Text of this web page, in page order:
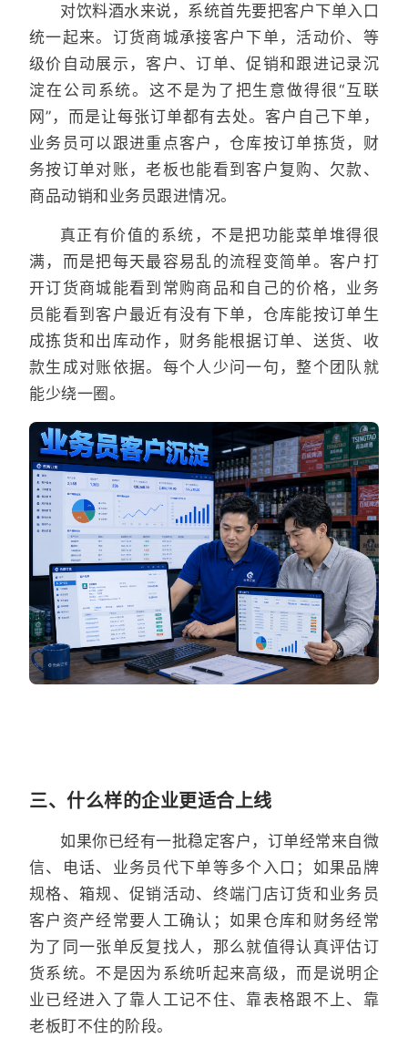
对饮料酒水来说，系统首先要把客户下单入口
统一起来。订货商城承接客户下单，活动价、等
级价自动展示，客户、订单、促销和跟进记录沉
淀在公司系统。这不是为了把生意做得很“互联
网”，而是让每张订单都有去处。客户自己下单，
业务员可以跟进重点客户，仓库按订单拣货，财
务按订单对账，老板也能看到客户复购、欠款、
商品动销和业务员跟进情况。
真正有价值的系统，不是把功能菜单堆得很
满，而是把每天最容易乱的流程变简单。客户打
开订货商城能看到常购商品和自己的价格，业务
员能看到客户最近有没有下单，仓库能按订单生
成拣货和出库动作，财务能根据订单、送货、收
款生成对账依据。每个人少问一句，整个团队就
能少绕一圈。
三、什么样的企业更适合上线
如果你已经有一批稳定客户，订单经常来自微
信、电话、业务员代下单等多个入口；如果品牌
规格、箱规、促销活动、终端门店订货和业务员
客户资产经常要人工确认；如果仓库和财务经常
为了同一张单反复找人，那么就值得认真评估订
货系统。不是因为系统听起来高级，而是说明企
业已经进入了靠人工记不住、靠表格跟不上、靠
老板盯不住的阶段。